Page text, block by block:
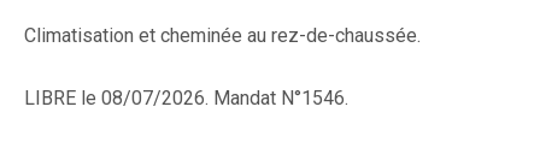
Climatisation et cheminée au rez-de-chaussée.
LIBRE le 08/07/2026. Mandat N°1546.